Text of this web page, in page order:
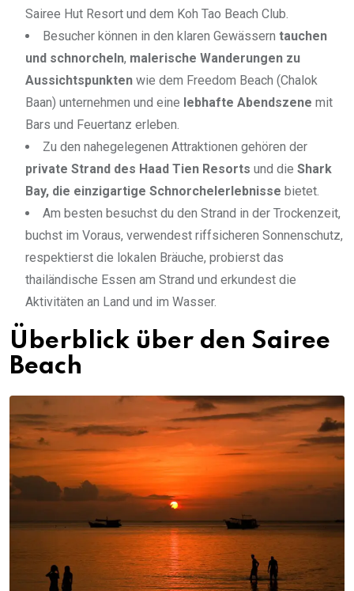
Sairee Hut Resort und dem Koh Tao Beach Club.
Besucher können in den klaren Gewässern tauchen
und schnorcheln, malerische Wanderungen zu
Aussichtspunkten wie dem Freedom Beach (Chalok
Baan) unternehmen und eine lebhafte Abendszene mit
Bars und Feuertanz erleben.
Zu den nahegelegenen Attraktionen gehören der
private Strand des Haad Tien Resorts und die Shark
Bay, die einzigartige Schnorchelerlebnisse bietet.
Am besten besuchst du den Strand in der Trockenzeit,
buchst im Voraus, verwendest riffsicheren Sonnenschutz,
respektierst die lokalen Bräuche, probierst das
thailändische Essen am Strand und erkundest die
Aktivitäten an Land und im Wasser.
Überblick über den Sairee
Beach